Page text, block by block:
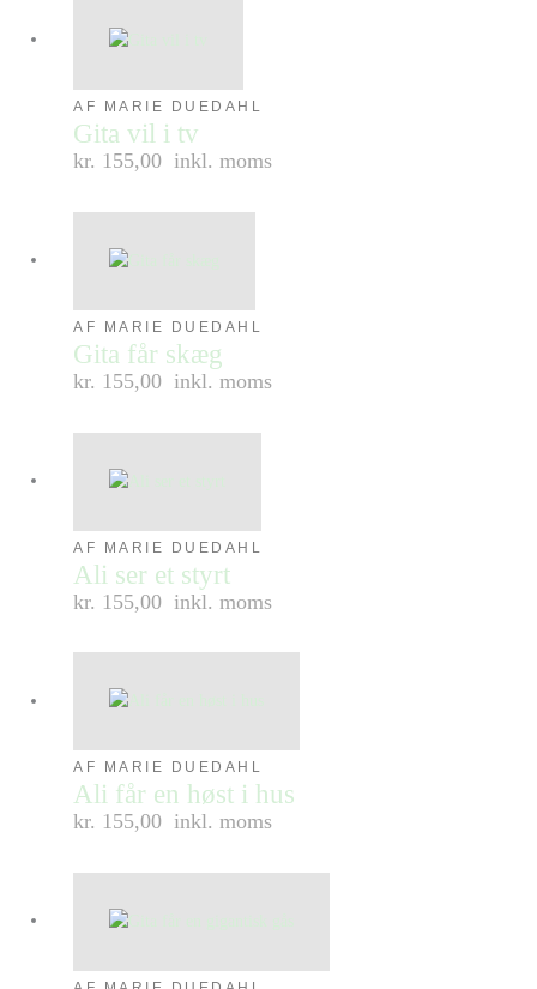
AF MARIE DUEDAHL
Gita vil i tv
kr. 155,00 inkl. moms
AF MARIE DUEDAHL
Gita får skæg
kr. 155,00 inkl. moms
AF MARIE DUEDAHL
Ali ser et styrt
kr. 155,00 inkl. moms
AF MARIE DUEDAHL
Ali får en høst i hus
kr. 155,00 inkl. moms